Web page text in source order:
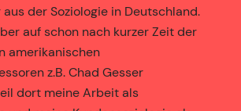
der Soziologie in Deutschland.
auf schon nach kurzer Zeit der
amerikanischen
z.B. Chad Gesser
dort meine Arbeit als